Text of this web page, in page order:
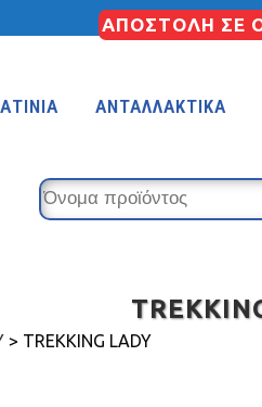
ΑΠΟΣΤΟΛΗ ΣΕ
ΑΝΤΑΛΛΑΚΤΙΚΑ
> TREKKING LADY